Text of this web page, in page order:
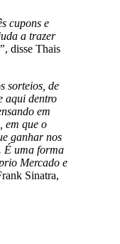
cupons e
a trazer
, disse Thais
sorteios, de
aqui dentro
em
em que o
ganhar nos
É uma forma
Mercado e
Sinatra,